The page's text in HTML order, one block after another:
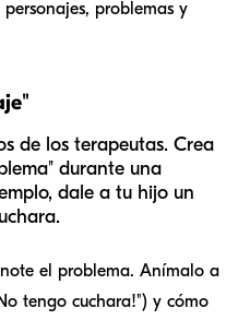
problemas y
de los terapeutas. Crea
durante una
dale a tu hijo un
note el problema. Anímalo a
tengo cuchara!") y cómo